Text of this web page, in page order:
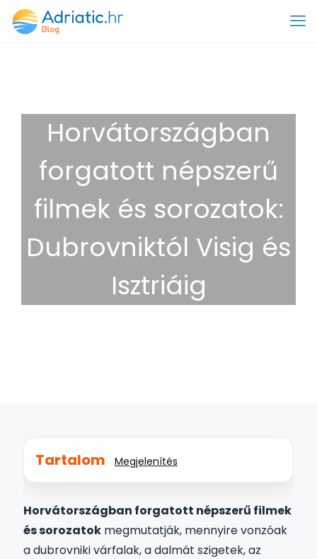
Horvátországban
forgatott népszerű
filmek és sorozatok:
Dubrovniktól Visig és
Isztriáig
Tartalom Megjelenítés
Horvátországban forgatott népszerű filmek
és sorozatok megmutatják, mennyire vonzóak
a dubrovniki várfalak, a dalmát szigetek, az